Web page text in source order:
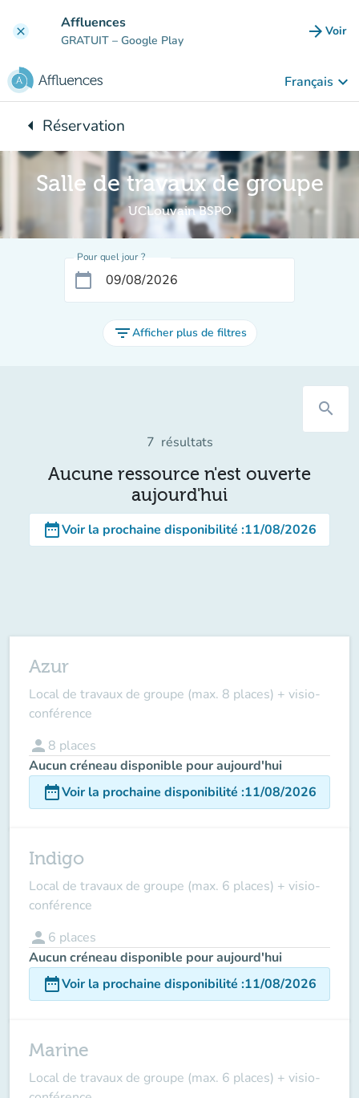
clear Affluences
GRATUIT – Google Play arrow_forward Voir
Français keyboard_arrow_down
arrow_leftRetour à :
Réservation
Salle de travaux de groupe
UCLouvain BSPO
Pour quel jour ?
calendar_today
filter_listAfficher plus de filtres
search
7 résultats
Aucune ressource n'est ouverte
aujourd'hui
date_rangeVoir la prochaine disponibilité :11/08/2026
Azur
Local de travaux de groupe (max. 8 places) + visio-
conférence
person 8 places
Aucun créneau disponible pour aujourd'hui
date_rangeVoir la prochaine disponibilité :11/08/2026
Indigo
Local de travaux de groupe (max. 6 places) + visio-
conférence
person 6 places
Aucun créneau disponible pour aujourd'hui
date_rangeVoir la prochaine disponibilité :11/08/2026
Marine
Local de travaux de groupe (max. 6 places) + visio-